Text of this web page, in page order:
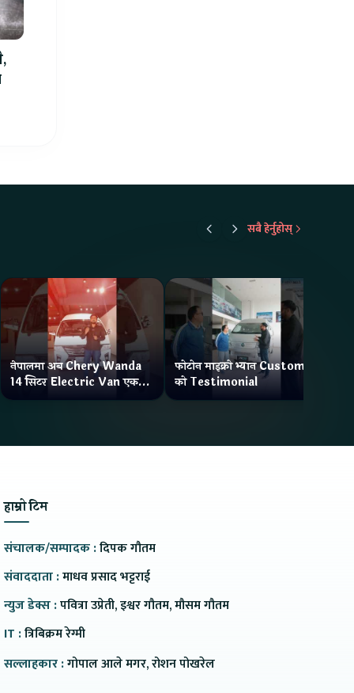
सबै हेर्नुहोस्
नेपालमा अब Chery Wanda
14 सिटर Electric Van एक
Charge मा दिन्छ 300KM
फोटोन माइक्रो भ्यान Customer
को Testimonial
हाम्रो टिम
संचालक/सम्पादक :दिपक गौतम
संवाददाता :माधव प्रसाद भट्टराई
न्युज डेक्स :पवित्रा उप्रेती, इश्वर गौतम, मौसम गौतम
IT :त्रिबिक्रम रेग्मी
सल्लाहकार :गोपाल आले मगर, रोशन पोखरेल